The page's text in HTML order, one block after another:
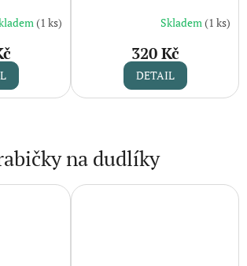
(1 ks) Skladem(1 ks)
320 Kč
DETAIL
na dudlíky